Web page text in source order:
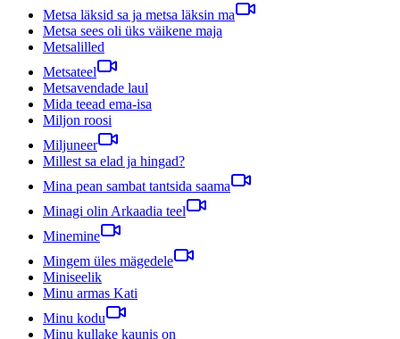
Metsa läksid sa ja metsa läksin ma
Metsa sees oli üks väikene maja
Metsalilled
Metsateel
Metsavendade laul
Mida teead ema-isa
Miljon roosi
Miljuneer
Millest sa elad ja hingad?
Mina pean sambat tantsida saama
Minagi olin Arkaadia teel
Minemine
Mingem üles mägedele
Miniseelik
Minu armas Kati
Minu kodu
Minu kullake kaunis on